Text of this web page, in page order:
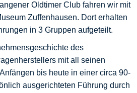
Oldtimer Club fahren wir mit
Zuffenhausen. Dort erhalten
in 3 Gruppen aufgeteilt.
des
mit all seinen
bis heute in einer circa 90-
ausgerichteten Führung durch